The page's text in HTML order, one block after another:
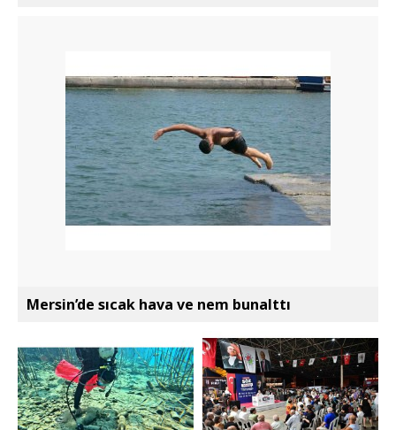
Mersin’de sıcak hava ve nem bunalttı